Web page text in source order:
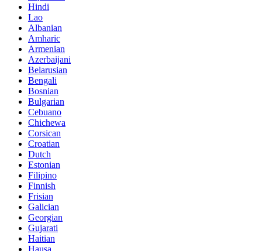
Hindi
Lao
Albanian
Amharic
Armenian
Azerbaijani
Belarusian
Bengali
Bosnian
Bulgarian
Cebuano
Chichewa
Corsican
Croatian
Dutch
Estonian
Filipino
Finnish
Frisian
Galician
Georgian
Gujarati
Haitian